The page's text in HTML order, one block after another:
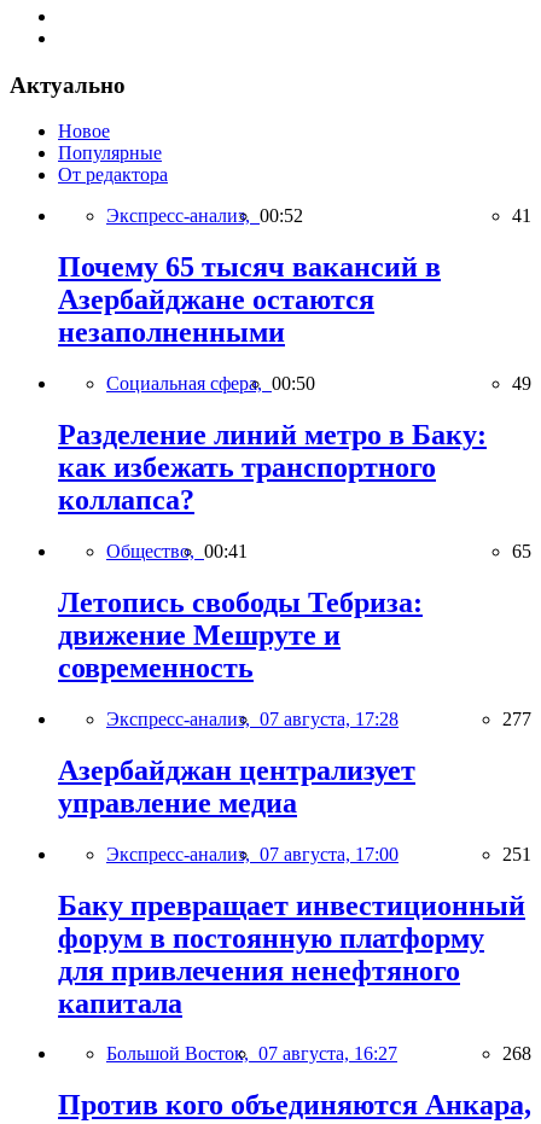
Актуально
Новое
Популярные
От редактора
Экспресс-анализ, 00:52 41
Почему 65 тысяч вакансий в
Азербайджане остаются
незаполненными
Социальная сфера, 00:50 49
Разделение линий метро в Баку:
как избежать транспортного
коллапса?
Общество, 00:41 65
Летопись свободы Тебриза:
движение Мешруте и
современность
Экспресс-анализ, 07 августа, 17:28 277
Азербайджан централизует
управление медиа
Экспресс-анализ, 07 августа, 17:00 251
Баку превращает инвестиционный
форум в постоянную платформу
для привлечения ненефтяного
капитала
Большой Восток, 07 августа, 16:27 268
Против кого объединяются Анкара,